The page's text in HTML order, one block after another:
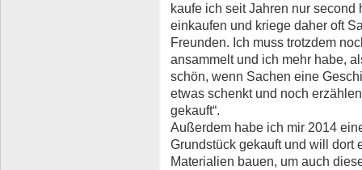
kaufe ich seit Jahren nur
einkaufen und kriege daher oft
Freunden. Ich muss trotzdem
ansammelt und ich mehr habe,
schön, wenn Sachen eine
etwas schenkt und noch
gekauft“.
Außerdem habe ich mir 2014
Grundstück gekauft und will dort
Materialien bauen, um auch